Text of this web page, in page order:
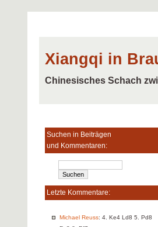
Xiangqi in
Chinesisches Schach
Suchen in Beiträgen
und Kommentaren:
Letzte Kommentare:
Michael Reuss: 4. Ke4 Ld8 5. Pd8